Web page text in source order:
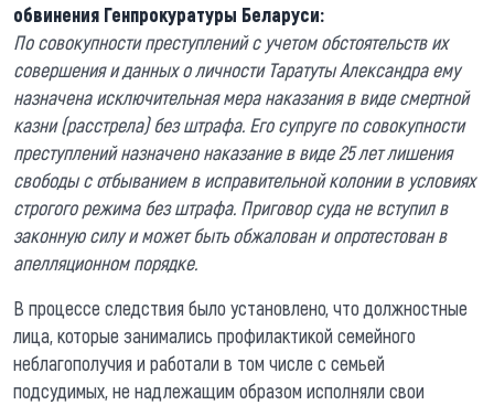
обвинения Генпрокуратуры Беларуси:
По совокупности преступлений с учетом обстоятельств их
совершения и данных о личности Таратуты Александра ему
назначена исключительная мера наказания в виде смертной
казни (расстрела) без штрафа. Его супруге по совокупности
преступлений назначено наказание в виде 25 лет лишения
свободы с отбыванием в исправительной колонии в условиях
строгого режима без штрафа. Приговор суда не вступил в
законную силу и может быть обжалован и опротестован в
апелляционном порядке.
В процессе следствия было установлено, что должностные
лица, которые занимались профилактикой семейного
неблагополучия и работали в том числе с семьей
подсудимых, не надлежащим образом исполняли свои